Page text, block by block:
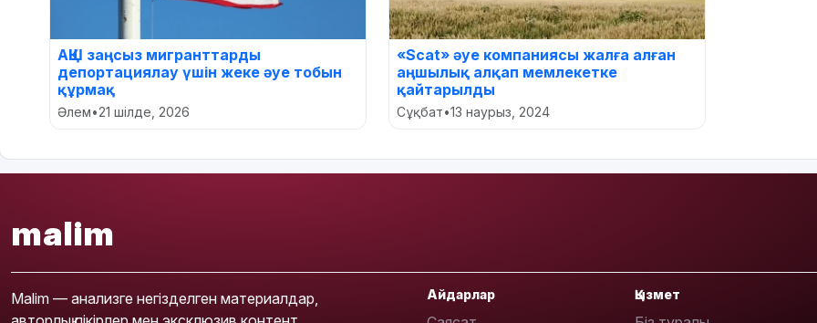
АҚШ заңсыз мигранттарды
депортациялау үшін жеке әуе тобын
құрмақ
Әлем•21 шілде, 2026
«Scat» әуе компаниясы жалға алған
аңшылық алқап мемлекетке
қайтарылды
Сұқбат•13 наурыз, 2024
malim
Malim — анализге негізделген материалдар,
Айдарлар Қызмет